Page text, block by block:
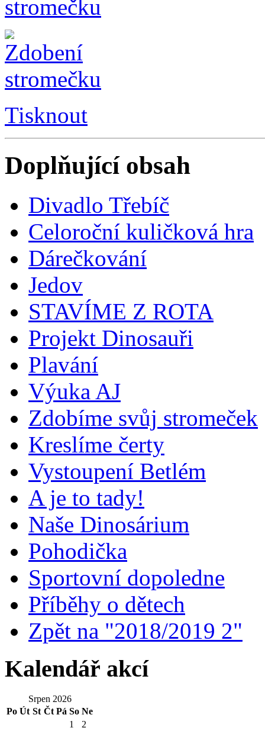
Tisknout
Doplňující obsah
Divadlo Třebíč
Celoroční kuličková hra
Dárečkování
Jedov
STAVÍME Z ROTA
Projekt Dinosauři
Plavání
Výuka AJ
Zdobíme svůj stromeček
Kreslíme čerty
Vystoupení Betlém
A je to tady!
Naše Dinosárium
Pohodička
Sportovní dopoledne
Příběhy o dětech
Zpět na "2018/2019 2"
Kalendář akcí
Srpen 2026
Po Út St Čt Pá So Ne
1
2